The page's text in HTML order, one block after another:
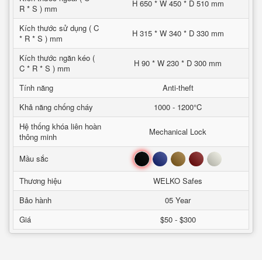
R * S ) mm
H 650 * W 450 * D 510 mm
Kích thước sử dụng ( C
* R * S ) mm
H 315 * W 340 * D 330 mm
Kích thước ngăn kéo (
C * R * S ) mm
H 90 * W 230 * D 300 mm
Tính năng
Anti-theft
Khả năng chống cháy
1000 - 1200°C
Hệ thống khóa liên hoàn
thông minh
Mechanical Lock
Mầu sắc Đen Xanh Nâu Đỏ Trắng
Thương hiệu
WELKO Safes
Bảo hành
05 Year
Giá
$50 - $300